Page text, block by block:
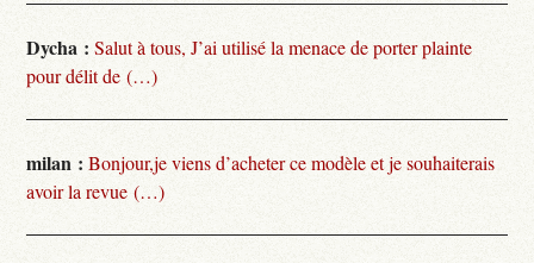
Dycha : Salut à tous, J’ai utilisé la menace de porter plainte
pour délit de (…)
milan : Bonjour,je viens d’acheter ce modèle et je souhaiterais
avoir la revue (…)